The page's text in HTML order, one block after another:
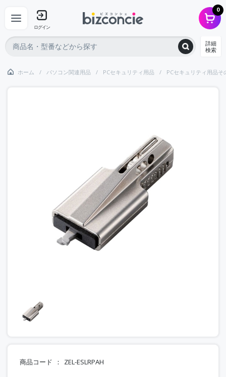
ログイン
0
詳細
検索
ホーム パソコン関連用品 PCセキュリティ用品 PCセキュリティ用品そ
商品コード ZEL-ESLRPAH